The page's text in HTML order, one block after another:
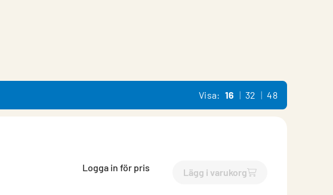
Visa: 16 32 48
Logga in för pris Lägg i varukorg
`$Lägg till